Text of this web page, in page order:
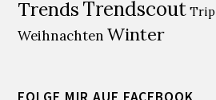
Trends Trendscout Trip
Weihnachten Winter